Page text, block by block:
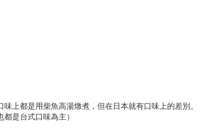
上都是用柴魚高湯燉煮，但在日本就有口味上的差別。
是台式口味為主）